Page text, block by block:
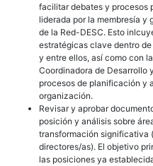
facilitar debates y procesos
liderada por la membresía y
de la Red-DESC. Esto
estratégicas clave dentro
y entre ellos, así como con
Coordinadora de Desarrollo
procesos de planificación y
organización.
Revisar y aprobar
posición y análisis sobre
transformación significativa
directores/as). El objetivo
las posiciones ya